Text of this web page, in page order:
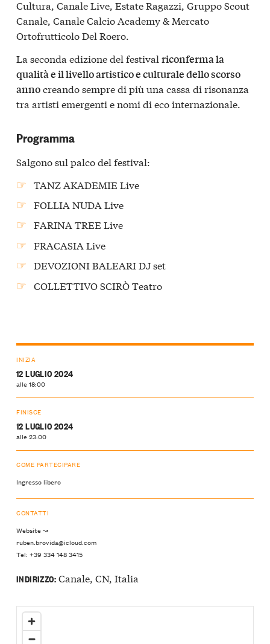
Cultura, Canale Live, Estate Ragazzi, Gruppo Scout
Canale, Canale Calcio Academy & Mercato
Ortofrutticolo Del Roero.
La seconda edizione del festival riconferma la
qualità e il livello artistico e culturale dello scorso
annocreando sempre di più una cassa di risonanza
tra artisti emergenti e nomi di eco internazionale.
Programma
Salgono sul palco del festival:
TANZ AKADEMIE Live
FOLLIA NUDA Live
FARINA TREE Live
FRACASIA Live
DEVOZIONI BALEARI DJ set
COLLETTIVO SCIRÒ Teatro
INIZIA
12 LUGLIO 2024
alle 18:00
FINISCE
12 LUGLIO 2024
alle 23:00
COME PARTECIPARE
Ingresso libero
CONTATTI
Website ↝
ruben.brovida@icloud.com
Tel: +39 334 148 3415
INDIRIZZO:Canale, CN, Italia